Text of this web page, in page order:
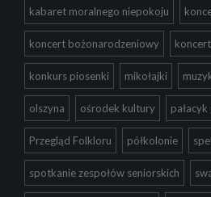
kabaret moralnego niepokoju
koncert bożonarodzeniowy
konkurs piosenki mikołajki
olszyna ośrodek kultury
Przegląd Folkloru półkolonie
spotkanie zespołów seniorskich